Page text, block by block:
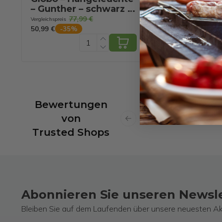
– Gunther – schwarz –
Metall – große
Esstischleuchte –
15229H2LMDS
Vergleichspreis 77,99 €
50,99 €
-35%
- LILLE -
- Ø 40cm -
30040123
Vergleichspreis 88,99 €
36,49 €
-59%
Bewertungen
von
Trusted Shops
Previous slide
Abonnieren Sie unseren
Bleiben Sie auf dem Laufenden über unsere neuesten